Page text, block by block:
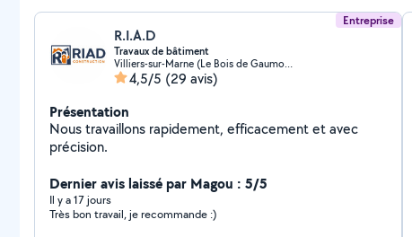
Entreprise
R.I.A.D
Travaux de bâtiment
Villiers-sur-Marne (Le Bois de Gaumont)
4,5/5 (29 avis)
Présentation
Nous travaillons rapidement, efficacement et avec
précision.
Dernier avis laissé par Magou : 5/5
Il y a 17 jours
Très bon travail, je recommande :)